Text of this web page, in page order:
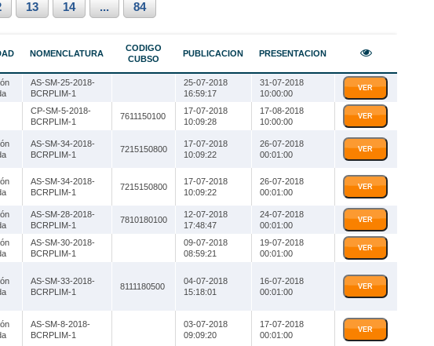
13 14 ... 84
NOMENCLATURA
CODIGO
CUBSO
PUBLICACION PRESENTACION
AS-SM-25-2018-
BCRPLIM-1
25-07-2018
16:59:17
31-07-2018
10:00:00
VER
CP-SM-5-2018-
BCRPLIM-1
7611150100
17-07-2018
10:09:28
17-08-2018
10:00:00
VER
AS-SM-34-2018-
BCRPLIM-1
7215150800
17-07-2018
10:09:22
26-07-2018
00:01:00
VER
AS-SM-34-2018-
BCRPLIM-1
7215150800
17-07-2018
10:09:22
26-07-2018
00:01:00
VER
AS-SM-28-2018-
BCRPLIM-1
7810180100
12-07-2018
17:48:47
24-07-2018
00:01:00
VER
AS-SM-30-2018-
BCRPLIM-1
09-07-2018
08:59:21
19-07-2018
00:01:00
VER
AS-SM-33-2018-
BCRPLIM-1
8111180500
04-07-2018
15:18:01
16-07-2018
00:01:00
VER
AS-SM-8-2018-
BCRPLIM-1
03-07-2018
09:09:20
17-07-2018
00:01:00
VER